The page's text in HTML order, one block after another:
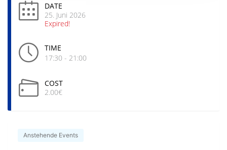
DATE
25. Juni 2026
Expired!
TIME
17:30 - 21:00
COST
2.00€
Anstehende Events